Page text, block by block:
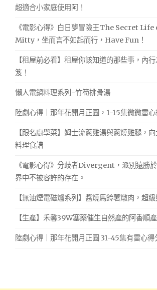
超適合小家庭使用阿！
《電影心得》白日夢冒險王The Secret
Mitty，坐而言不如起而行，Have Fun！
【租屋前必看】租屋你該知道的那些事，內
笈！
懶人電鍋料理系列-竹筍排骨湯
陸劇心得｜那年花開月正圓，1-15集微微雷
【跟名廚學菜】姆士流蔥雞湯與蔥燒雞腿，
料理食譜
《電影心得》分歧者Divergent，派別遠勝
界中不被容許的存在。
【無油煙電磁爐系列】醬燒馬鈴薯燉肉，超
【生產】禾馨39W塞藥催生自然產的阿香順
陸劇心得｜那年花開月正圓 31-45集有雷心得